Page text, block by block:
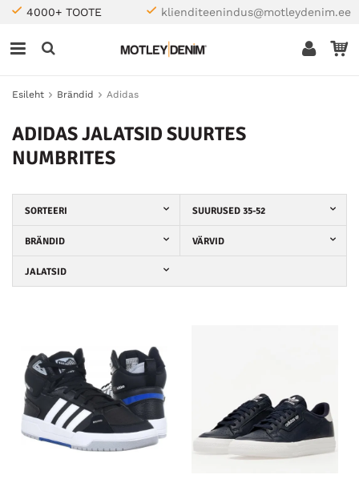
4000+ TOOTE klienditeenindus@motleydenim.ee
Esileht Brändid Adidas
ADIDAS JALATSID SUURTES
NUMBRITES
SORTEERI SUURUSED 35-52
BRÄNDID VÄRVID
JALATSID